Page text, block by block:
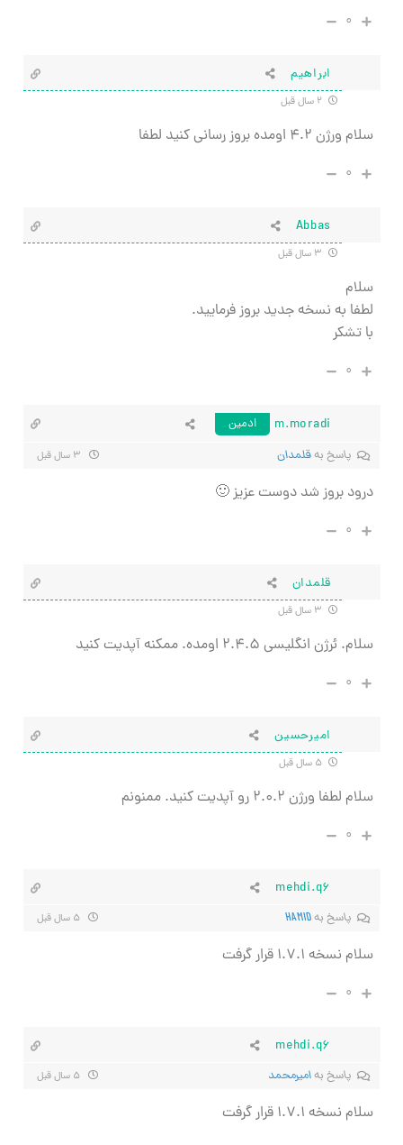
۰
ابراهیم
سلام ورژن ۴.۲ اومده بروز رسانی کنید لطفا
۰
Abbas
سلام
لطفا به نسخه جدید بروز فرمایید.
با تشکر
۰
m.moradi
ادمین
پاسخ بهقلمدان
درود بروز شد دوست عزیز 🙂
۰
قلمدان
سلام. ئرژن انگلیسی ۲.۴.۵ اومده. ممکنه آپدیت کنید
۰
امیرحسین
سلام لطفا ورژن ۲.۰.۲ رو آپدیت کنید. ممنونم
۰
mehdi.q6
پاسخ بهHAMID
سلام نسخه ۱.۷.۱ قرار گرفت
۰
mehdi.q6
پاسخ بهامیرمحمد
سلام نسخه ۱.۷.۱ قرار گرفت